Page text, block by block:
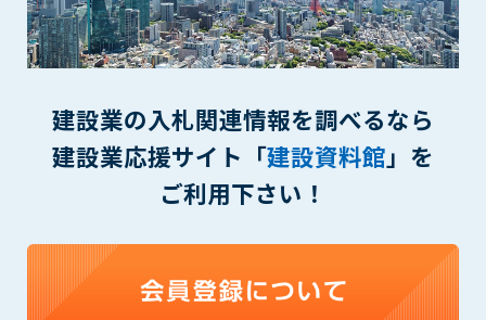
建設業の入札関連情報を調べるなら
建設業応援サイト「建設資料館」を
ご利用下さい！
を負うものとし、管理者は一切責任を負いません。
第6条（会員の禁止事項）
す。
(1) 第三者または管理者の著作権、その他知的所有権を侵害す
る行為
(2) 第三者または管理者の財産、プライバシー等を侵害する行
(4) 有害なコンピュータプログラム等を送信又は書き込む行為
(5) 第三者に不利益を与える行為
(6) 管理者が承認していない営利を目的とした行為